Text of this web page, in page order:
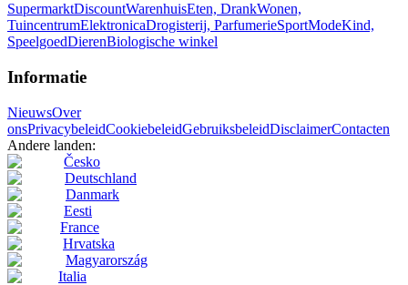
SupermarktDiscountWarenhuisEten, DrankWonen,
TuincentrumElektronicaDrogisterij, ParfumerieSportModeKind,
SpeelgoedDierenBiologische winkel
Informatie
NieuwsOver
onsPrivacybeleidCookiebeleidGebruiksbeleidDisclaimerContacten
Andere landen:
Česko
Deutschland
Danmark
Eesti
France
Hrvatska
Magyarország
Italia